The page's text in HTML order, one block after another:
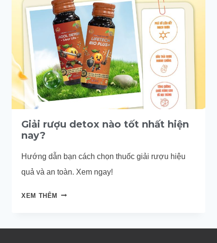
Giải rượu detox nào tốt nhất hiện
nay?
Hướng dẫn bạn cách chọn thuốc giải rượu hiệu
quả và an toàn. Xem ngay!
XEM THÊM GIẢI
NÀO